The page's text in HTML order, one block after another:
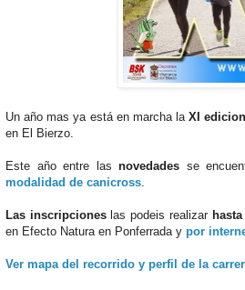
Un año mas ya está en marcha laXI
en El Bierzo.
Este año entre las novedades se
modalidad de canicross
Las inscripcioneslas podeis realizar
en Efecto Natura en Ponferrada y por
Ver mapa del recorrido y perfil de la